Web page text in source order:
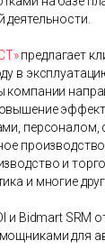
предлагает
в
компании
персоналом,
и
и многие
и Bidmart SRM
для